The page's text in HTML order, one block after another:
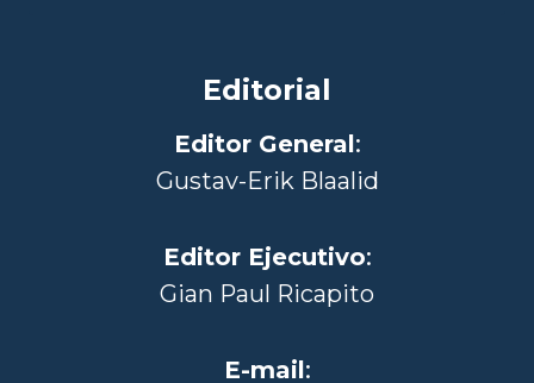
Editorial
Editor General:
Gustav-Erik Blaalid
Editor Ejecutivo:
Gian Paul Ricapito
E-mail: